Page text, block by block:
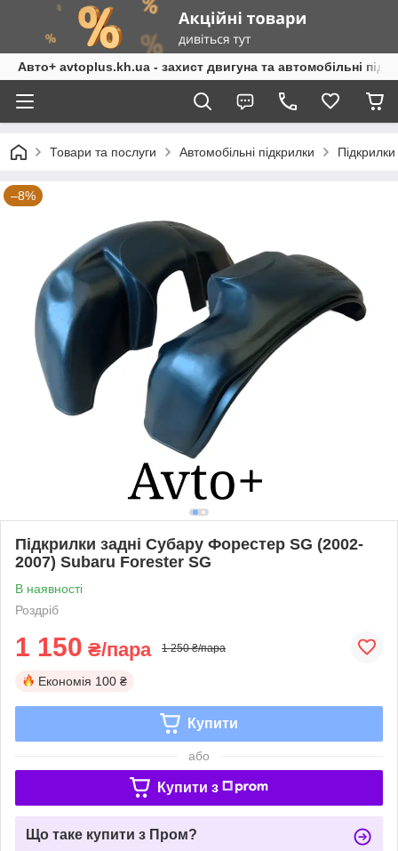
Авто+ avtoplus.kh.ua - захист двигуна та автомобільні
Товари та послуги Автомобільні підкрилки
–8%
Підкрилки задні Субару Форестер SG (2002-
2007) Subaru Forester SG
В наявності
Роздріб
1 150 ₴/пара 1 250 ₴/пара
Економія 100 ₴
Купити
або
Купити з
Що таке купити з Пром?